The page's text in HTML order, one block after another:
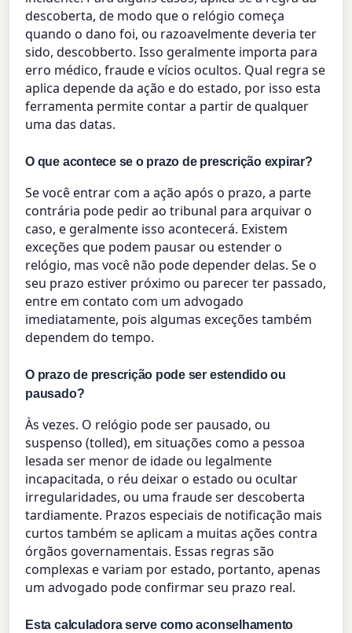
descoberta, de modo que o relógio começa
quando o dano foi, ou razoavelmente deveria ter
sido, descobberto. Isso geralmente importa para
erro médico, fraude e vícios ocultos. Qual regra se
aplica depende da ação e do estado, por isso esta
ferramenta permite contar a partir de qualquer
uma das datas.
O que acontece se o prazo de prescrição expirar?
Se você entrar com a ação após o prazo, a parte
contrária pode pedir ao tribunal para arquivar o
caso, e geralmente isso acontecerá. Existem
exceções que podem pausar ou estender o
relógio, mas você não pode depender delas. Se o
seu prazo estiver próximo ou parecer ter passado,
entre em contato com um advogado
imediatamente, pois algumas exceções também
dependem do tempo.
O prazo de prescrição pode ser estendido ou
pausado?
Às vezes. O relógio pode ser pausado, ou
suspenso (tolled), em situações como a pessoa
lesada ser menor de idade ou legalmente
incapacitada, o réu deixar o estado ou ocultar
irregularidades, ou uma fraude ser descoberta
tardiamente. Prazos especiais de notificação mais
curtos também se aplicam a muitas ações contra
órgãos governamentais. Essas regras são
complexas e variam por estado, portanto, apenas
um advogado pode confirmar seu prazo real.
Esta calculadora serve como aconselhamento